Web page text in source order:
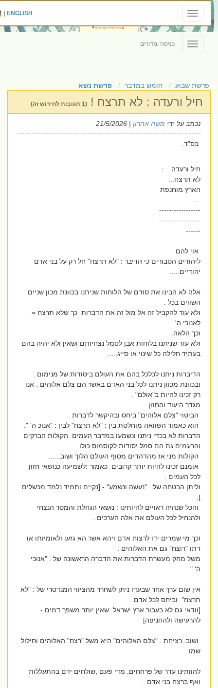
Toggle
navigation
ENGLISH
|
Toggle
navigation
כניסה ומדורים
פרשת שבוע חומש במדבר פרשת נשא
חיל ורעדה : לא תרצח ! (1 תגובות לחידוש זה)
נכתב על ידימשה אהרון| 21/5/2026
בס"ד.
חיל ורעדה :
לא תרצח...
הארץ מוחנפת
-----------------
-----------------
------
אוי להם
ליהודים הסבורים כי הדיבר : "לא תרצח" חל רק על בני אדם
יהודיים.....
אלה לא הבינו את סודם של הלוחות שניתנו בכוונת מכון שניים
השווים בכל .
ולא עוד להקביל זה אל מול זה את הדברות כך שלא תרצח =
לאנוכי ה' .
וכך הלאה.
ולא עוד שניתנו בלוחות אבן לסמל נצחיותם ושאין ולא יהיה בהם
בעתיד חלילה כל שינוי או סייג.....
הדיברות ניתנו לכלכל בהם את העולם ביסודות של מנימום .
ובכוונת מכוון ניתנו לכל בני האדם באשר הם צלם אלוהים . אנו
רק זכינו להיות ב"אולם" .
מגדר היעוד והחזון.
הביטוי "צלם אלוהים" ביחס ובהיקשר לדברות .
הוא כאמור השוואה מוחלטת בין : "לא תרצח" לבין : "אנוכ ה' ".
הדברות לא בכדי ניתנו ונשמעו במדבר העמים .הקולות הברקים
והרעמים גם הם סמל יסודות לקוסמוס כולו .
הקולות מני אז מהדהדים מסוף העולם הלוך ושוב......
אומנם זכינו להיות יותר קרובים כאמור :לשמיעה כנושאי חזון
לכל העמים .
וליתן הבטחה של : "נעשה ונשמע" - [נקיים ותמיד נלמד מכשלים
והכל שנהיה ראויים להיותינו : נושאי הגחלת והמסר הנצחי
ולהנחיל לכל העולם את אלה הערכים .
וכך מי שמרים ידו לרצוח אדם ויהא אשר הא גזעו ולאומיותו או
דתו "רוצח" גם את האלוהים .
משל מחק מעשרת הדברות את הדברה הראשונה של : "אנוכי
ה'.".
אין שום ערך אחר שבעדו ניתן לשחרר מהציווי המנדטרי של : "לא
תרצח" וביחס לכל אדם .
[וודאי גם לא בעבור ארץ ישראל .שאין יותר משפך דמים -
להרעישה ולהחניפה]
ושוב: רציחת : "צלם האלוהים" היא משל "רצח" האלוהים וחילול
שמו.
להוותינו עדר של פרחחים, מדי פעם ,שולחים ידם בהתעללות
ואף ברצח בני אדם .